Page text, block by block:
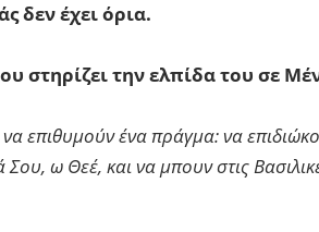
δεν έχει όρια.
στηρίζει την ελπίδα του σε
επιθυμούν ένα πράγμα: να
ω Θεέ, και να μπουν στις